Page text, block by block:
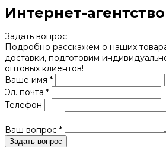
Интернет-агентство
Задать вопрос
Подробно расскажем о наших
доставки, подготовим
оптовых клиентов!
Ваше имя *
Эл. почта *
Телефон
Ваш вопрос *